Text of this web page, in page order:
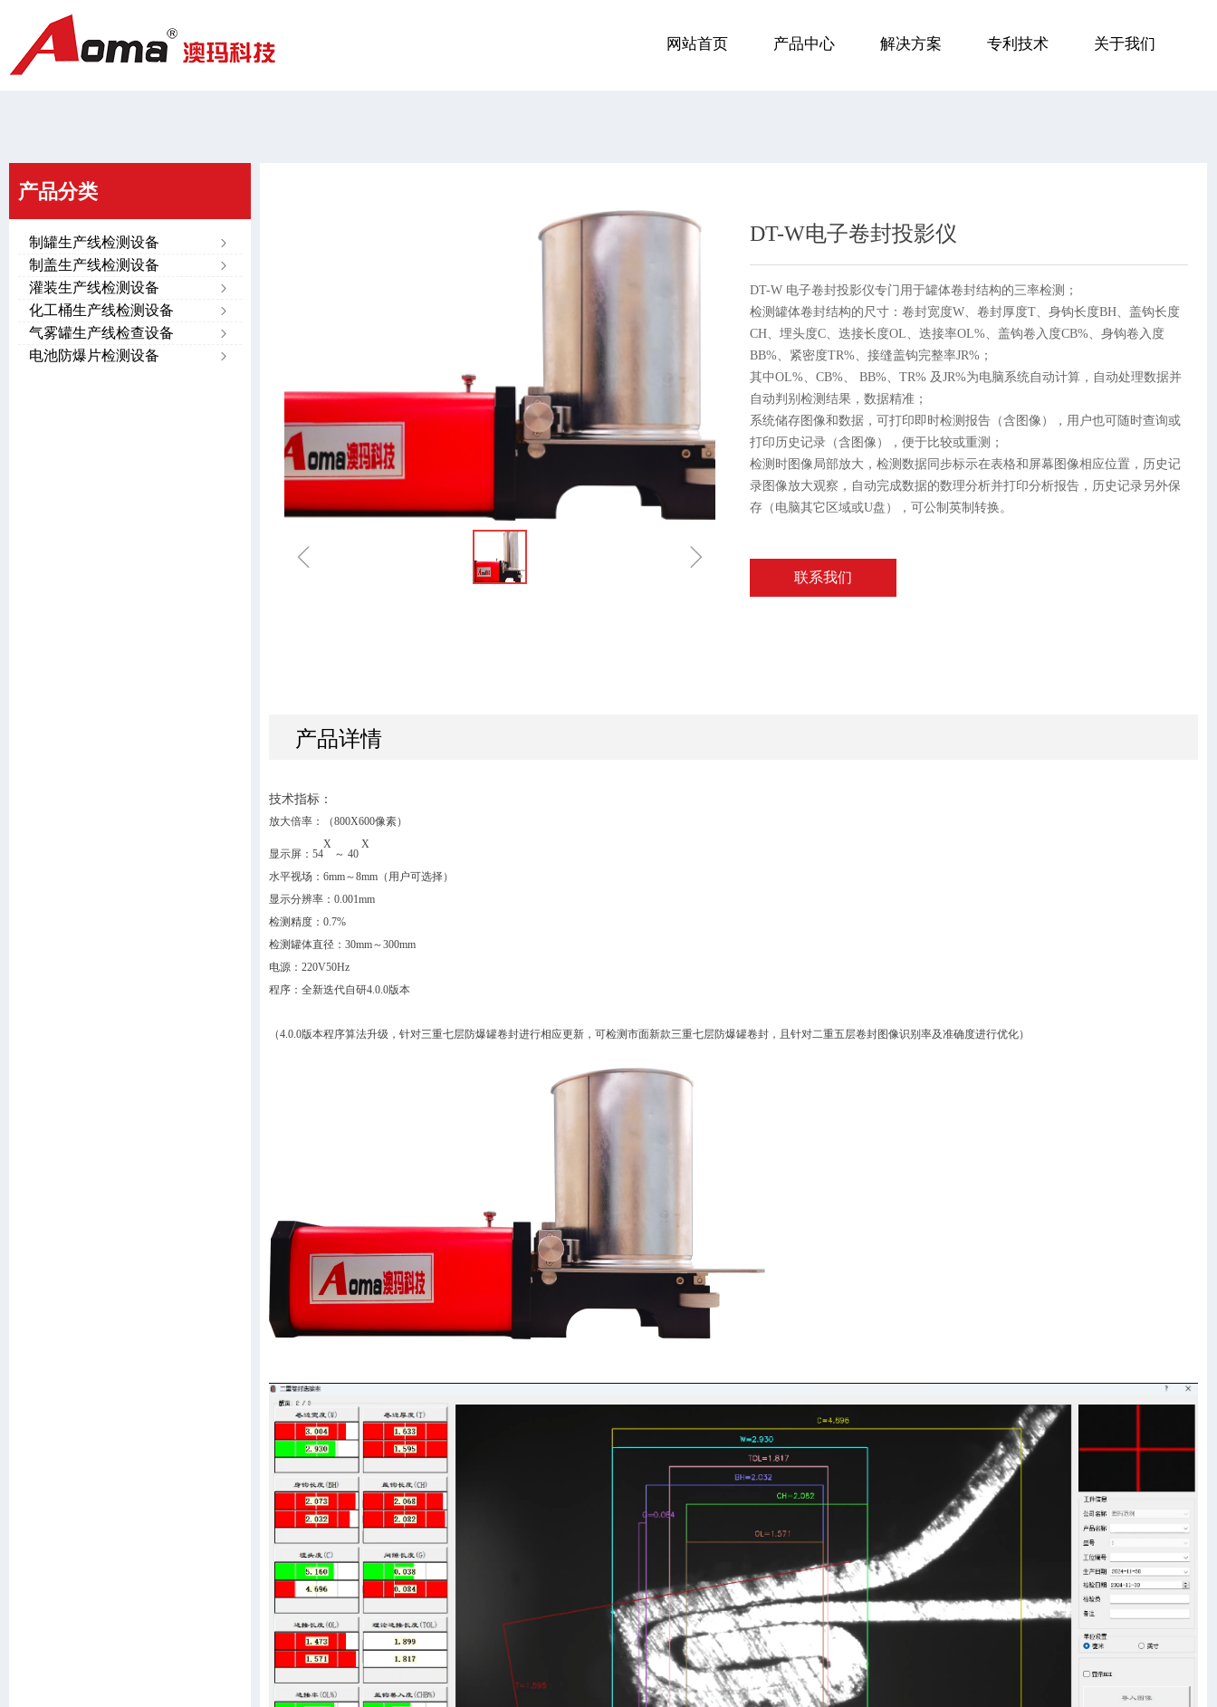
网站首页 产品中心 解决方案 专利技术 关于我们
产品分类
ꁇ
制罐生产线检测设备
ꁇ
制盖生产线检测设备
ꁇ
灌装生产线检测设备
ꁇ
化工桶生产线检测设备
ꁇ
气雾罐生产线检查设备
ꁇ
电池防爆片检测设备
ꁆ ꁇ
DT-W电子卷封投影仪
DT-W 电子卷封投影仪专门用于罐体卷封结构的三率检测；
检测罐体卷封结构的尺寸：卷封宽度W、卷封厚度T、身钩长度BH、盖钩长度
CH、埋头度C、迭接长度OL、迭接率OL%、盖钩卷入度CB%、身钩卷入度
BB%、紧密度TR%、接缝盖钩完整率JR%；
其中OL%、CB%、 BB%、TR% 及JR%为电脑系统自动计算，自动处理数据并
自动判别检测结果，数据精准；
系统储存图像和数据，可打印即时检测报告（含图像），用户也可随时查询或
打印历史记录（含图像），便于比较或重测；
检测时图像局部放大，检测数据同步标示在表格和屏幕图像相应位置，历史记
录图像放大观察，自动完成数据的数理分析并打印分析报告，历史记录另外保
存（电脑其它区域或U盘），可公制英制转换。
联系我们
产品详情
技术指标：
放大倍率 ： （800X600像素）
显示屏 ： 54
X
～ 40
X
水平视场： 6mm～8mm（用户可选择）
显示分辨率： 0.001mm
检测精度： 0.7%
检测罐体直径： 30mm～300mm
电源： 220V50Hz
程序：全新迭代自研4.0.0版本
（4.0.0版本程序算法升级，针对三重七层防爆罐卷封进行相应更新，可检测市面新款三重七层防爆罐卷封，且针对二重五层卷封图像识别率及准确度进行优化）